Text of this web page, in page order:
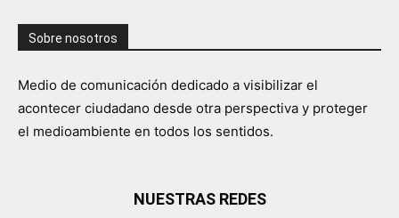
Sobre nosotros
Medio de comunicación dedicado a visibilizar el
acontecer ciudadano desde otra perspectiva y proteger
el medioambiente en todos los sentidos.
NUESTRAS REDES